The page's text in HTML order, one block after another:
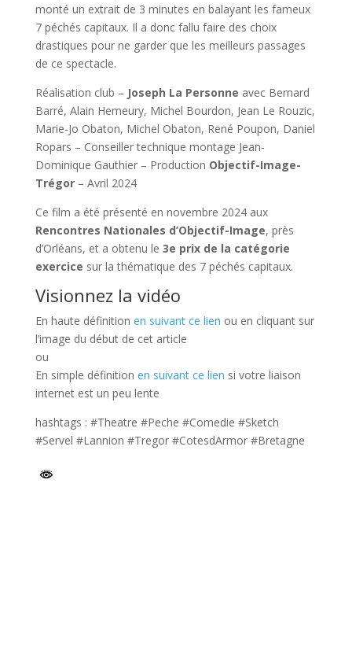
monté un extrait de 3 minutes en balayant les fameux
7 péchés capitaux. Il a donc fallu faire des choix
drastiques pour ne garder que les meilleurs passages
de ce spectacle.
Réalisation club – Joseph La Personne avec Bernard
Barré, Alain Hemeury, Michel Bourdon, Jean Le Rouzic,
Marie-Jo Obaton, Michel Obaton, René Poupon, Daniel
Ropars – Conseiller technique montage Jean-
Dominique Gauthier – Production Objectif-Image-
Trégor– Avril 2024
Ce film a été présenté en novembre 2024 aux
Rencontres Nationales d’Objectif-Image, près
d’Orléans, et a obtenu le 3e prix de la catégorie
exercice sur la thématique des 7 péchés capitaux.
Visionnez la vidéo
En haute définition en suivant ce lien ou en cliquant sur
l’image du début de cet article
ou
En simple définition en suivant ce lien si votre liaison
internet est un peu lente
hashtags : #Theatre #Peche #Comedie #Sketch
#Servel #Lannion #Tregor #CotesdArmor #Bretagne